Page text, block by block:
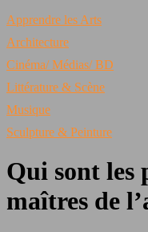
Apprendre les Arts
Architecture
Cinéma/ Médias/ BD
Littérature & Scène
Musique
Sculpture & Peinture
Qui sont les
maîtres de